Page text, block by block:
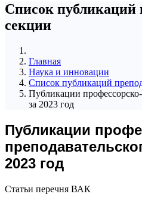
Список публикаций
секции
Главная
Наука и инновации
Список публикаций
Публикации профессорско-
за 2023 год
Публикации
2023 год
Статьи перечня ВАК